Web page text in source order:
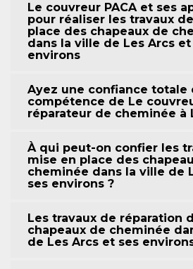
Le couvreur PACA et ses
pour réaliser les travaux
place des chapeaux de
dans la ville de Les Arcs et
environs
Ayez une confiance totale
compétence de Le
réparateur de cheminée à
À qui peut-on confier les
mise en place des
cheminée dans la ville de
ses environs ?
Les travaux de réparation
chapeaux de cheminée
de Les Arcs et ses